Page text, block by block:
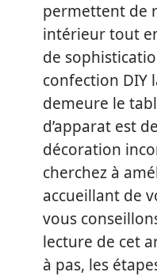
permettent de
intérieur tout
de
confection DIY
demeure le
d’apparat est
décoration
cherchez à
accueillant de
vous
lecture de cet
à pas, les